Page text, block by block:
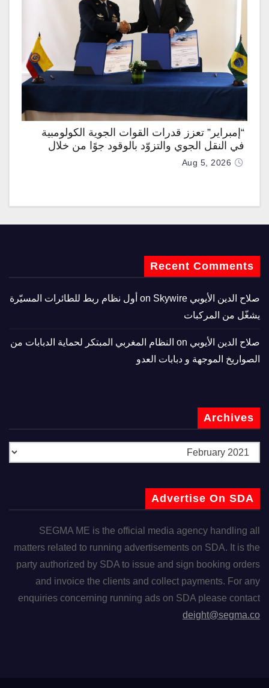
“إمبراير” تعزز قدرات القوات الجوية الكولومبية
في النقل الجوي والتزوّد بالوقود جوًا من خلال
تزويدها بطائرتي “كيه سي-390 ميلينيوم”
Aug 5, 2026
Recent Comments
صلاح الدين الأيوبي
Skywire أول نظام ربط للطائرات المسيّرة
يشغّل من المركبات
صلاح الدين الأيوبي
النظام المغربي المبتكر لحماية الدبابات من
الصواريخ الموجهة و دبابات العدو
Archives
Advertise On SDA
SEGMA ME is the official media agency handling all
matters related to running advertisements on SDA. It is the
party authorized by SDA to issue and sign booking orders
and invoice the clients and collect payments. For any
enquiries concerning running ads on SDA please contact
deight@segma.co